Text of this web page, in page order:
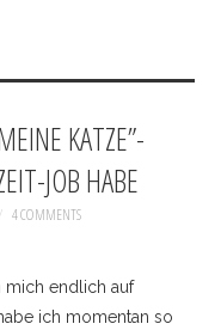
KATZE”-
JOB HABE
4 COMMENTS
endlich auf
ich momentan so